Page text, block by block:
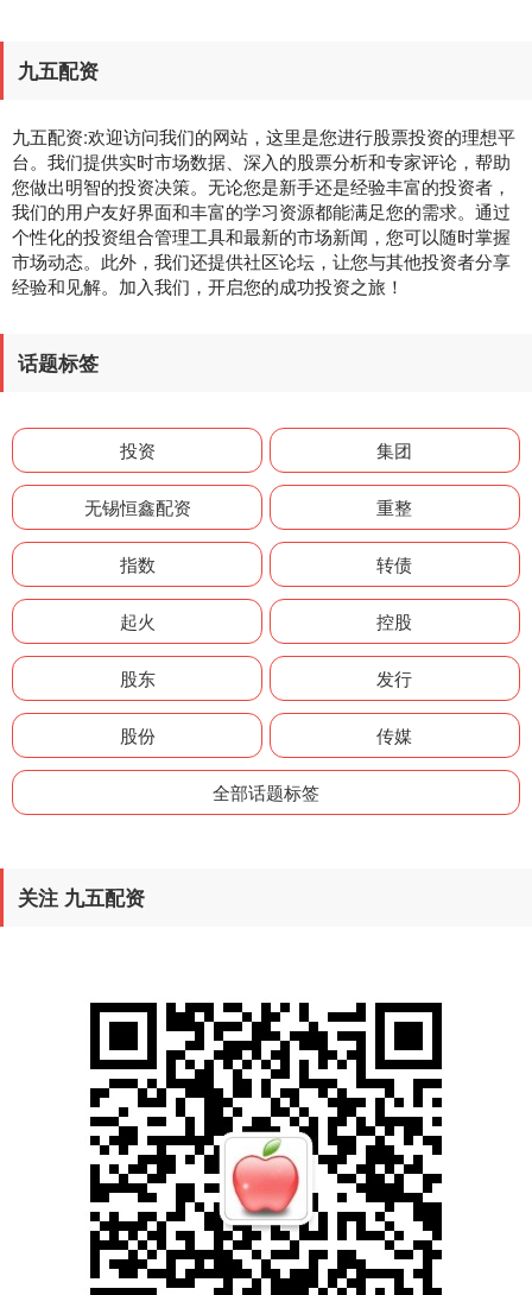
九五配资
九五配资:欢迎访问我们的网站，这里是您进行股票投资的理想平
台。我们提供实时市场数据、深入的股票分析和专家评论，帮助
您做出明智的投资决策。无论您是新手还是经验丰富的投资者，
我们的用户友好界面和丰富的学习资源都能满足您的需求。通过
个性化的投资组合管理工具和最新的市场新闻，您可以随时掌握
市场动态。此外，我们还提供社区论坛，让您与其他投资者分享
经验和见解。加入我们，开启您的成功投资之旅！
话题标签
投资 集团
无锡恒鑫配资 重整
指数 转债
起火 控股
股东 发行
股份 传媒
全部话题标签
关注 九五配资